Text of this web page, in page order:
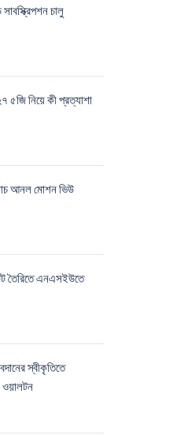
সাবস্ক্রিপশন চালু
৫জি নিয়ে কী প্রত্যাশা
আনল মোশন ভিউ
তৈরিতে এনএসইউতে
স্বীকৃতিতে
ওয়ালটন